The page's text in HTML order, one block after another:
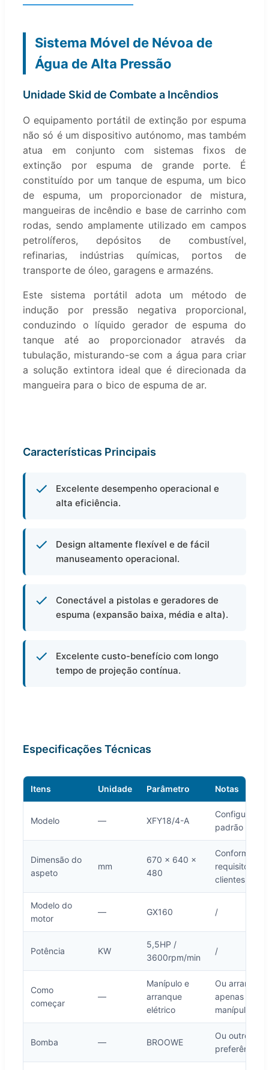
Sistema Móvel de Névoa de
Água de Alta Pressão
Unidade Skid de Combate a Incêndios
O equipamento portátil de extinção por espuma
não só é um dispositivo autónomo, mas também
atua em conjunto com sistemas fixos de
extinção por espuma de grande porte. É
constituído por um tanque de espuma, um bico
de espuma, um proporcionador de mistura,
mangueiras de incêndio e base de carrinho com
rodas, sendo amplamente utilizado em campos
petrolíferos, depósitos de combustível,
refinarias, indústrias químicas, portos de
transporte de óleo, garagens e armazéns.
Este sistema portátil adota um método de
indução por pressão negativa proporcional,
conduzindo o líquido gerador de espuma do
tanque até ao proporcionador através da
tubulação, misturando-se com a água para criar
a solução extintora ideal que é direcionada da
mangueira para o bico de espuma de ar.
Características Principais
Excelente desempenho operacional e
alta eficiência.
Design altamente flexível e de fácil
manuseamento operacional.
Conectável a pistolas e geradores de
espuma (expansão baixa, média e alta).
Excelente custo-benefício com longo
tempo de projeção contínua.
Especificações Técnicas
Itens Unidade Parâmetro Notas
Modelo — XFY18/4-A
Configuração
padrão
Dimensão do
aspeto
mm
670 × 640 ×
480
Conforme
requisito dos
clientes
Modelo do
motor
— GX160 /
Potência KW
5,5HP /
3600rpm/min
/
Como
começar
—
Manípulo e
arranque
elétrico
Ou arranque
apenas por
manípulo
Bomba — BROOWE
Ou outro de
preferência